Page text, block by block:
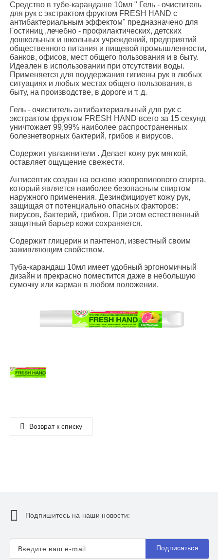
Средство в тубе-карандаше 10мл " Гель - очиститель
для рук c экстрактом фруктом FRESH HAND с
антибактериальным эффектом" предназначено для
Гостиниц ,лечебно - профилактических, детских
дошкольных и школьных учреждений, предприятий
общественного питания и пищевой промышленности,
банков, офисов, мест общего пользования и в быту.
Идеален в использовании при отсутствии воды.
Применяется для поддержания гигиены рук в любых
ситуациях и любых местах общего пользования, в
быту, на производстве, в дороге и т. д.
Гель - очиститель антибактериальный для рук c
экстрактом фруктом FRESH HAND всего за 15 секунд
уничтожает 99,99% наиболее распространенных
болезнетворных бактерий, грибов и вирусов.
Содержит увлажнители . Делает кожу рук мягкой,
оставляет ощущение свежести.
Антисептик создан на основе изопропилового спирта,
который является наиболее безопасным спиртом
наружного применения. Дезинфицирует кожу рук,
защищая от потенциально опасных факторов:
вирусов, бактерий, грибков. При этом естественный
защитный барьер кожи сохраняется.
Содержит глицерин и пантенол, известный своим
заживляющим свойством.
Туба-карандаш 10мл имеет удобный эргономичный
дизайн и прекрасно поместится даже в небольшую
сумочку или карман в любом положении.
Возврат к списку
Подпишитесь на наши новости:
Подписаться